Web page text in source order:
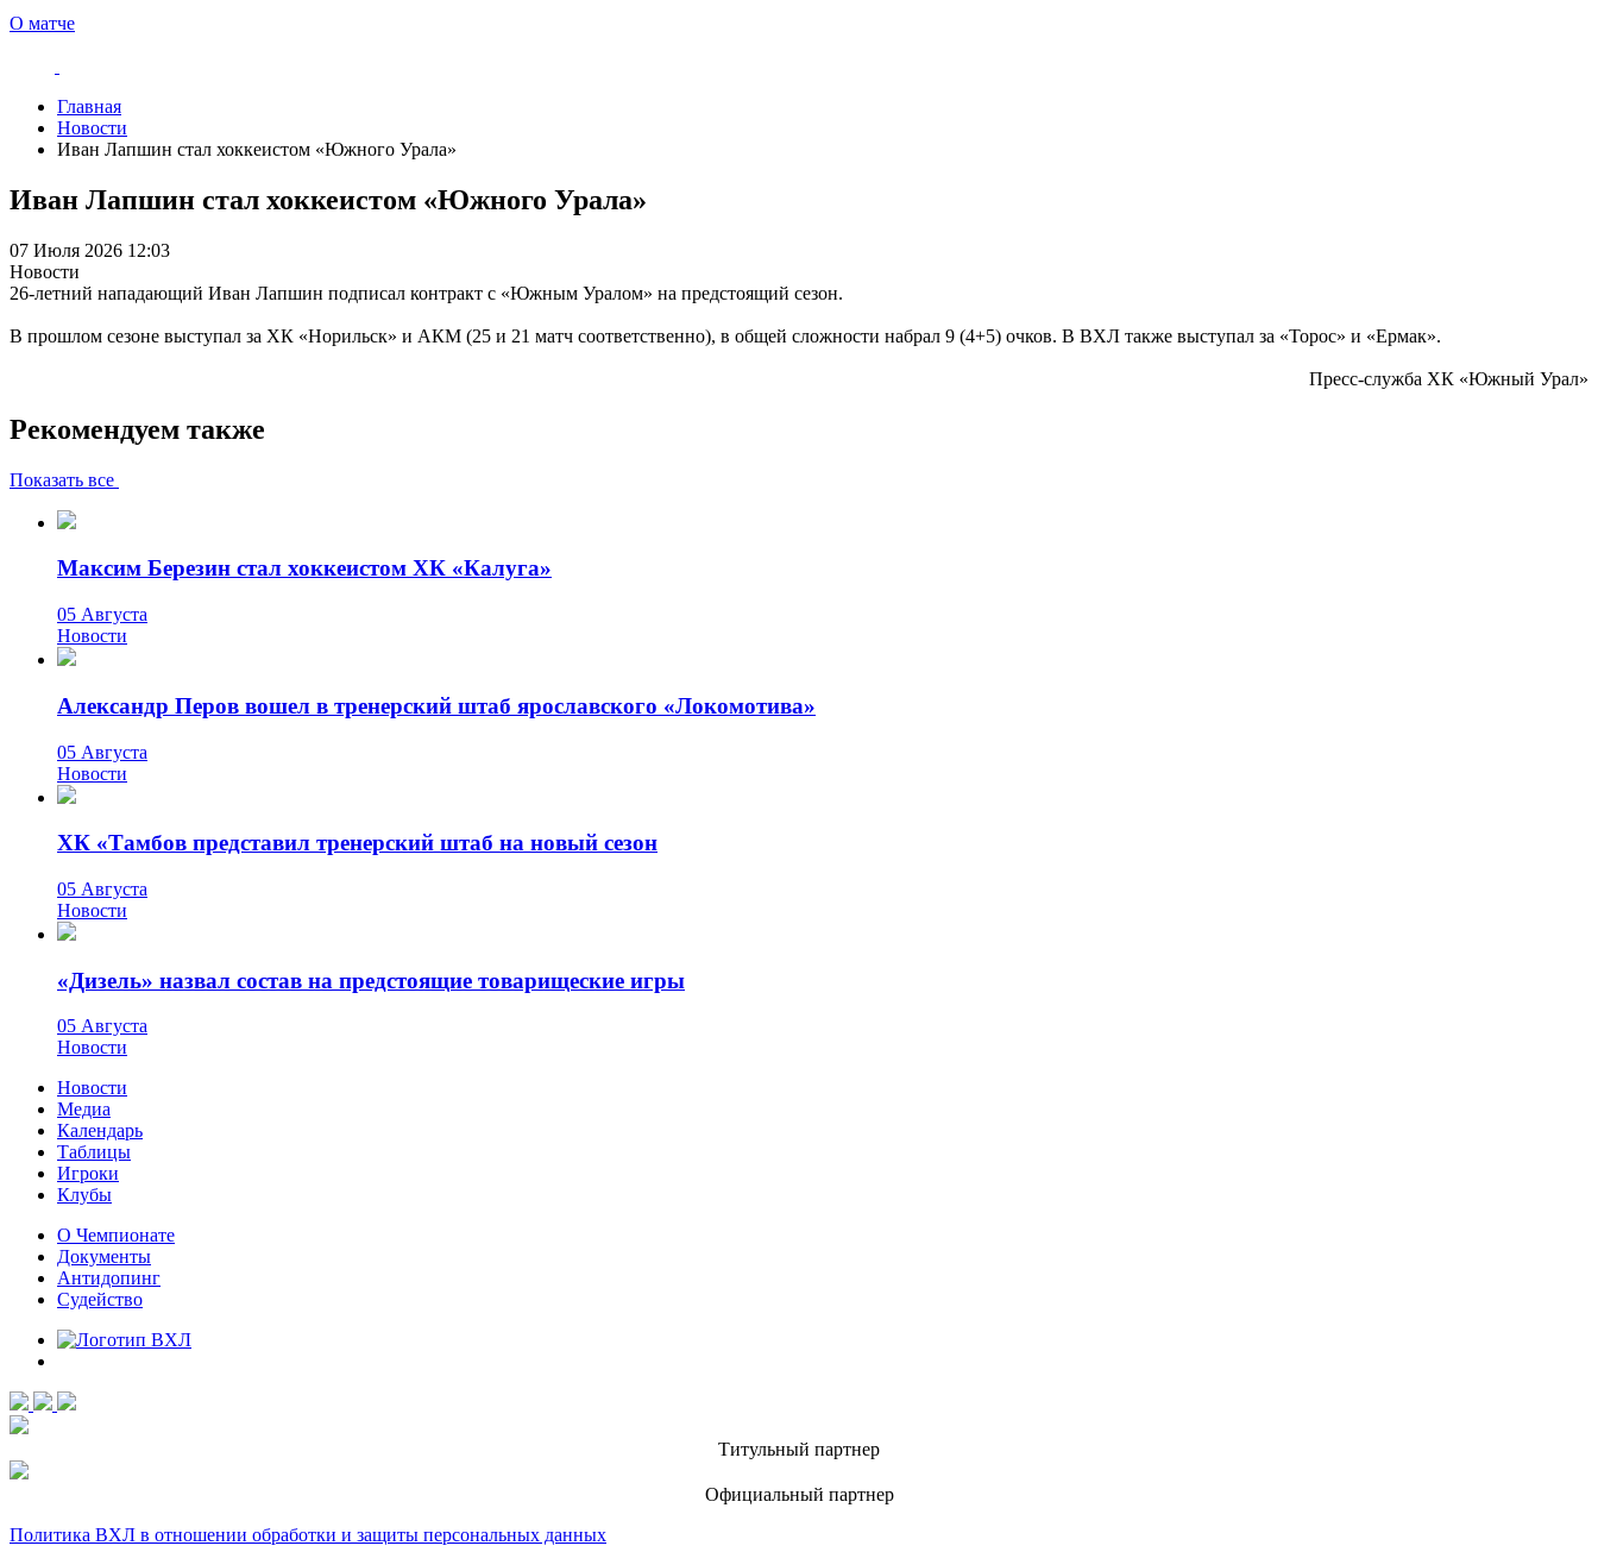
О матче
Главная
Новости
Иван Лапшин стал хоккеистом «Южного Урала»
Иван Лапшин стал хоккеистом «Южного Урала»
07 Июля 2026 12:03
Новости
26-летний нападающий Иван Лапшин подписал контракт с «Южным Уралом» на предстоящий сезон.
В прошлом сезоне выступал за ХК «Норильск» и АКМ (25 и 21 матч соответственно), в общей сложности набрал 9 (4+5) очков. В ВХЛ также выступал за «Торос» и «Ермак».
Пресс-служба ХК «Южный Урал»
Рекомендуем также
Показать все
Максим Березин стал хоккеистом ХК «Калуга»
05 Августа
Новости
Александр Перов вошел в тренерский штаб ярославского «Локомотива»
05 Августа
Новости
ХК «Тамбов представил тренерский штаб на новый сезон
05 Августа
Новости
«Дизель» назвал состав на предстоящие товарищеские игры
05 Августа
Новости
Новости
Медиа
Календарь
Таблицы
Игроки
Клубы
О Чемпионате
Документы
Антидопинг
Судейство
Титульный партнер
Официальный партнер
Политика ВХЛ в отношении обработки и защиты персональных данных